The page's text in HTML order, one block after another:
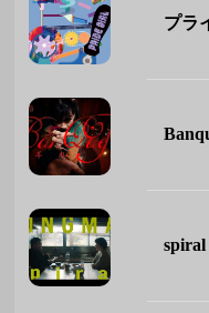
プラ
spiral